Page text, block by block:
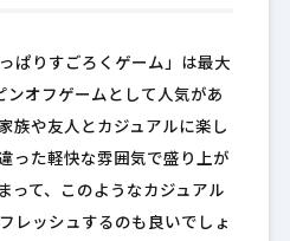
ぱりすごろくゲーム」は最大
ンオフゲームとして人気があ
族や友人とカジュアルに楽し
った軽快な雰囲気で盛り上が
って、このようなカジュアル
レッシュするのも良いでしょ